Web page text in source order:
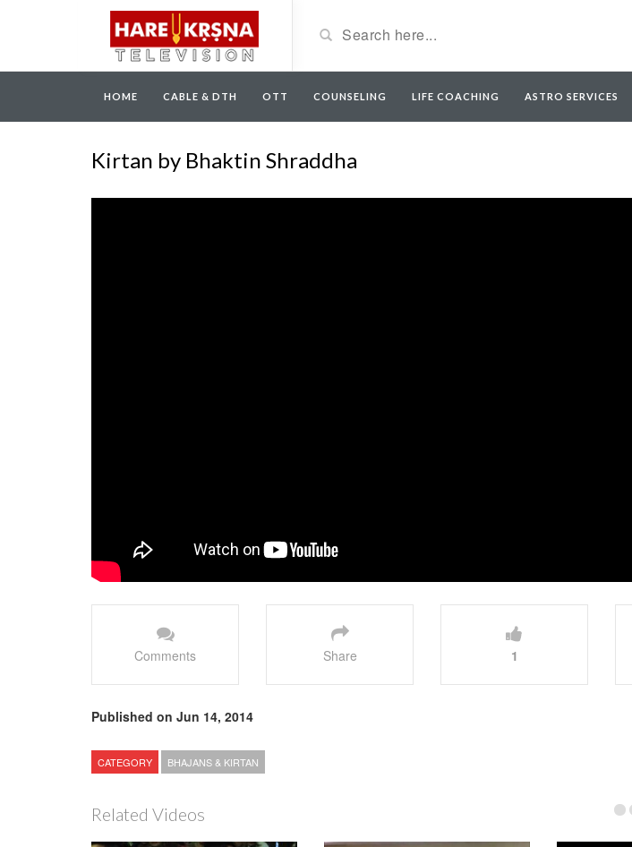
HOME CABLE & DTH OTT COUNSELING LIFE COACHING ASTRO SERVICES
Kirtan by Bhaktin Shraddha
Comments Share 1
Published on Jun 14, 2014
CATEGORY BHAJANS & KIRTAN
Related Videos